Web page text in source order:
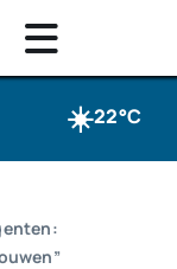
Toggle
Navigatie
& Cultuur
☀️22°C